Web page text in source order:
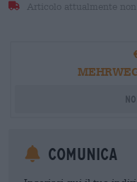
Articolo attualmente
Comunica